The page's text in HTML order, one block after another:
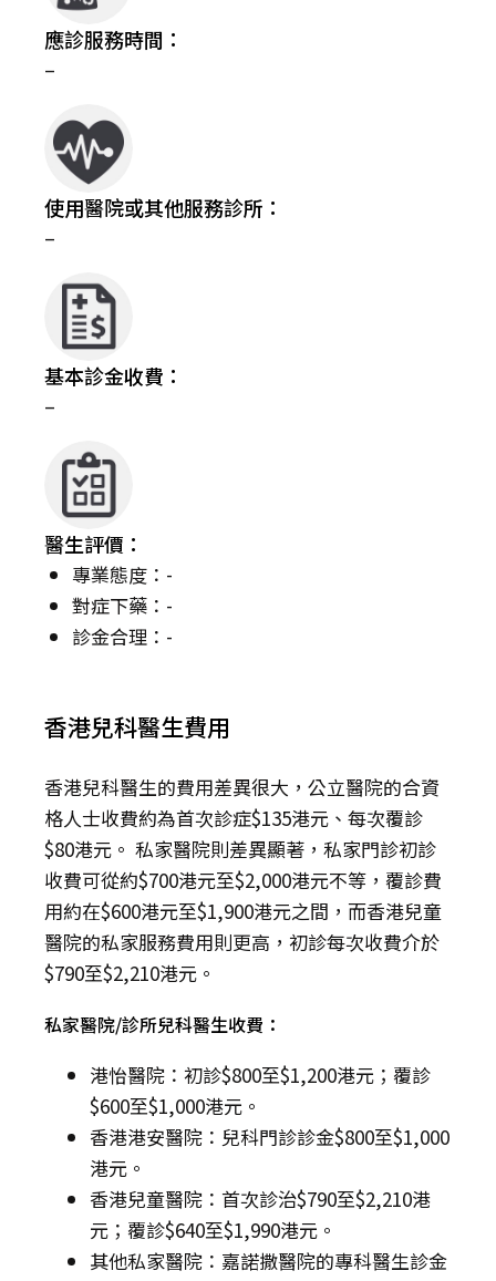
應診服務時間：
–
使用醫院或其他服務診所：
–
基本診金收費：
–
醫生評價：
專業態度：-
對症下藥：-
診金合理：-
香港兒科醫生費用
香港兒科醫生的費用差異很大，公立醫院的合資
格人士收費約為首次診症$135港元、每次覆診
$80港元。 私家醫院則差異顯著，私家門診初診
收費可從約$700港元至$2,000港元不等，覆診費
用約在$600港元至$1,900港元之間，而香港兒童
醫院的私家服務費用則更高，初診每次收費介於
$790至$2,210港元。
私家醫院/診所兒科醫生收費：
港怡醫院：初診$800至$1,200港元；覆診
$600至$1,000港元。
香港港安醫院：兒科門診診金$800至$1,000
港元。
香港兒童醫院：首次診治$790至$2,210港
元；覆診$640至$1,990港元。
其他私家醫院：嘉諾撒醫院的專科醫生診金